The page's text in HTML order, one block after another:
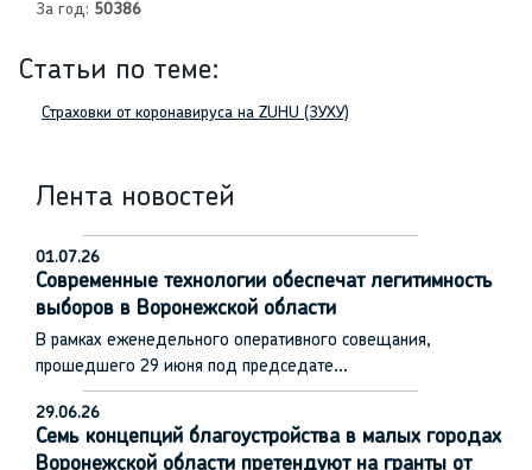
За год: 50386
Статьи по теме:
Страховки от коронавируса на ZUHU (ЗУХУ)
Лента новостей
01.07.26
Современные технологии обеспечат легитимность
выборов в Воронежской области
В рамках еженедельного оперативного совещания,
прошедшего 29 июня под председате…
29.06.26
Семь концепций благоустройства в малых городах
Воронежской области претендуют на гранты от